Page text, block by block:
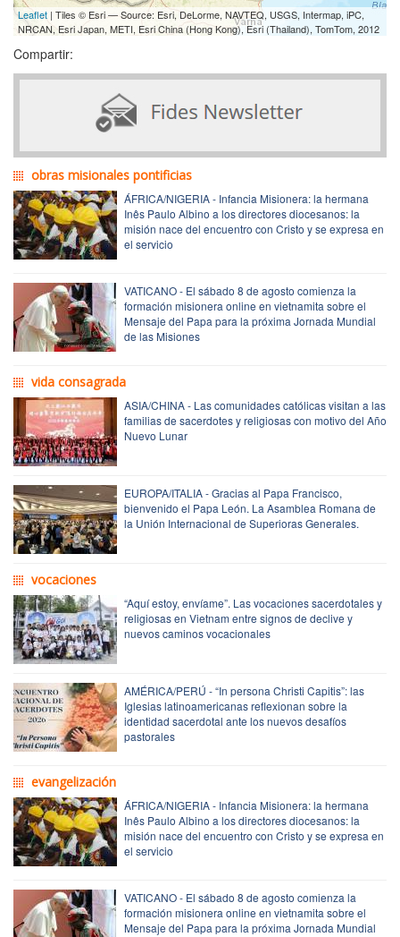
Leaflet | Tiles © Esri — Source: Esri, DeLorme, NAVTEQ, USGS, Intermap, iPC,
NRCAN, Esri Japan, METI, Esri China (Hong Kong), Esri (Thailand), TomTom, 2012
Compartir:
obras misionales pontificias
ÁFRICA/NIGERIA - Infancia Misionera: la hermana
Inês Paulo Albino a los directores diocesanos: la
misión nace del encuentro con Cristo y se expresa en
el servicio
VATICANO - El sábado 8 de agosto comienza la
formación misionera online en vietnamita sobre el
Mensaje del Papa para la próxima Jornada Mundial
de las Misiones
vida consagrada
ASIA/CHINA - Las comunidades católicas visitan a las
familias de sacerdotes y religiosas con motivo del Año
Nuevo Lunar
EUROPA/ITALIA - Gracias al Papa Francisco,
bienvenido el Papa León. La Asamblea Romana de
la Unión Internacional de Superioras Generales.
vocaciones
“Aquí estoy, envíame”. Las vocaciones sacerdotales y
religiosas en Vietnam entre signos de declive y
nuevos caminos vocacionales
AMÉRICA/PERÚ - “In persona Christi Capitis”: las
Iglesias latinoamericanas reflexionan sobre la
identidad sacerdotal ante los nuevos desafíos
pastorales
evangelización
ÁFRICA/NIGERIA - Infancia Misionera: la hermana
Inês Paulo Albino a los directores diocesanos: la
misión nace del encuentro con Cristo y se expresa en
el servicio
VATICANO - El sábado 8 de agosto comienza la
formación misionera online en vietnamita sobre el
Mensaje del Papa para la próxima Jornada Mundial